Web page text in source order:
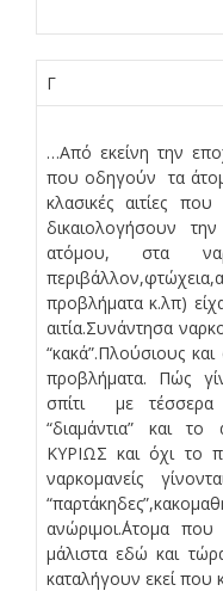
Γ
…Από εκείνη την
που οδηγούν τα
κλασικές αιτίες
δικαιολογήσουν
ατόμου, στα
προβλήματα κ.λπ)
αιτία.Συνάντησα
“κακά”.Πλούσιους
προβλήματα. Πώς
σπίτι με τέσσερα
“διαμάντια” και το
ΚΥΡΙΩΣ και όχι το
ναρκομανείς
ανώριμοι.΄Ατομα
μάλιστα εδώ και
καταλήγουν εκεί που